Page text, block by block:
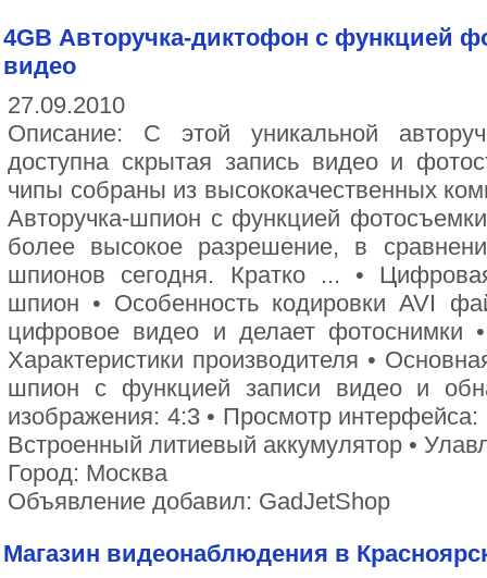
4GB Авторучка-диктофон с функцией
видео
27.09.2010
Описание: С этой уникальной
доступна скрытая запись видео и
чипы собраны из высококачественных
Авторучка-шпион с функцией
более высокое разрешение, в
шпионов сегодня. Кратко ... •
шпион • Особенность кодировки AVI
цифровое видео и делает фотоснимки
Характеристики производителя •
шпион с функцией записи видео и
изображения: 4:3 • Просмотр
Встроенный литиевый аккумулятор •
Город: Москва
Объявление добавил: GadJetShop
Магазин видеонаблюдения в